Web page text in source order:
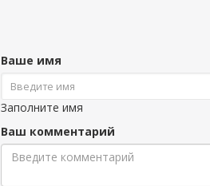
Ваше имя
Заполните имя
Ваш комментарий